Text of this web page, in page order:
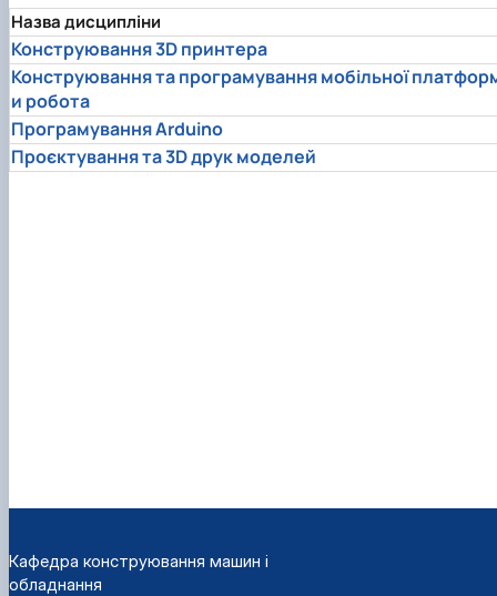
Назва дисципліни
Конструювання 3D принтера
Конструювання та програмування мобільної
и робота
Програмування Arduino
Проєктування та 3D друк моделей
Кафедра конструювання машин і
обладнання